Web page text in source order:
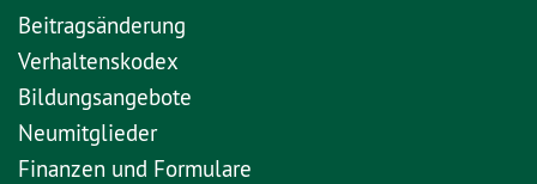
Beitragsänderung
Verhaltenskodex
Bildungsangebote
Neumitglieder
Finanzen und Formulare